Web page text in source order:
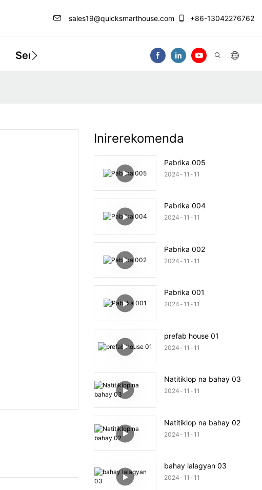
sales19@quicksmarthouse.com +86-13042276762
Sentro Ng Impormasyon Makipag-Ugnay Sa
Inirerekomenda
Pabrika 005
2024 11 11
Pabrika 004
2024 11 11
Pabrika 002
2024 11 11
Pabrika 001
2024 11 11
prefab house 01
2024 11 11
Natitiklop na bahay 03
2024 11 11
Natitiklop na bahay 02
2024 11 11
bahay lalagyan 03
2024 11 11